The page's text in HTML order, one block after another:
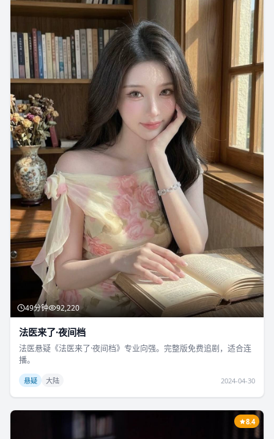
49分钟 92,220
法医来了·夜间档
法医悬疑《法医来了·夜间档》专业向强。完整版免费追剧，适合连
播。
悬疑 大陆 2024-04-30
8.4